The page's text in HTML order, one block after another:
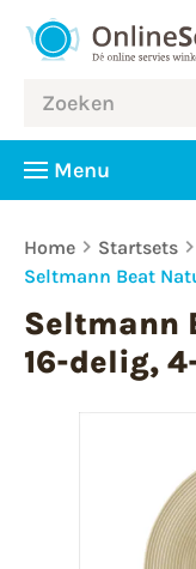
Menu
Home
Startsets
Seltmann Beat
Seltmann
16-delig,